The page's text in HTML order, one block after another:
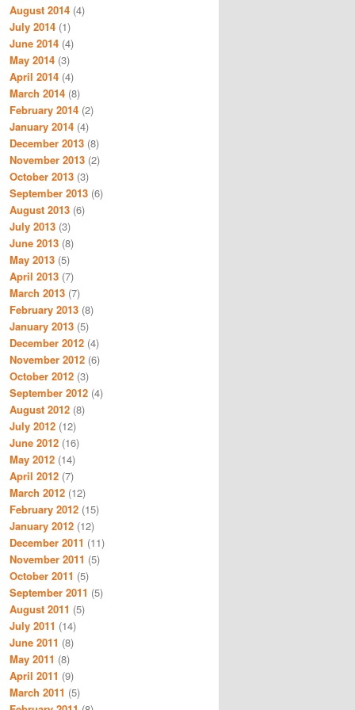
August 2014 (4)
July 2014 (1)
June 2014 (4)
May 2014 (3)
April 2014 (4)
March 2014 (8)
February 2014 (2)
January 2014 (4)
December 2013 (8)
November 2013 (2)
October 2013 (3)
September 2013 (6)
August 2013 (6)
July 2013 (3)
June 2013 (8)
May 2013 (5)
April 2013 (7)
March 2013 (7)
February 2013 (8)
January 2013 (5)
December 2012 (4)
November 2012 (6)
October 2012 (3)
September 2012 (4)
August 2012 (8)
July 2012 (12)
June 2012 (16)
May 2012 (14)
April 2012 (7)
March 2012 (12)
February 2012 (15)
January 2012 (12)
December 2011 (11)
November 2011 (5)
October 2011 (5)
September 2011 (5)
August 2011 (5)
July 2011 (14)
June 2011 (8)
May 2011 (8)
April 2011 (9)
March 2011 (5)